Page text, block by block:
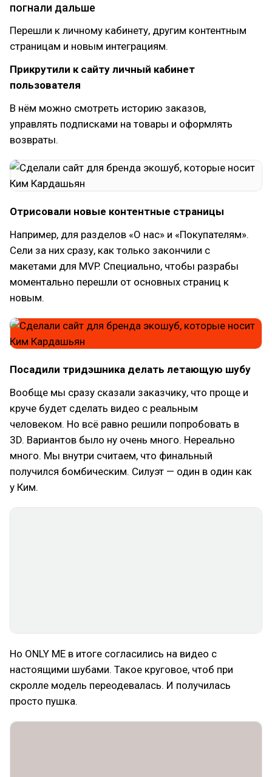
погнали дальше
Перешли к личному кабинету, другим контентным
страницам и новым интеграциям.
Прикрутили к сайту личный кабинет
пользователя
В нём можно смотреть историю заказов,
управлять подписками на товары и оформлять
возвраты.
Отрисовали новые контентные страницы
Например, для разделов «О нас» и «Покупателям».
Сели за них сразу, как только закончили с
макетами для MVP. Специально, чтобы разрабы
моментально перешли от основных страниц к
новым.
Посадили тридэшника делать летающую шубу
Вообще мы сразу сказали заказчику, что проще и
круче будет сделать видео с реальным
человеком. Но всё равно решили попробовать в
3D. Вариантов было ну очень много. Нереально
много. Мы внутри считаем, что финальный
получился бомбическим. Силуэт — один в один как
у Ким.
Но ONLY ME в итоге согласились на видео с
настоящими шубами. Такое круговое, чтоб при
скролле модель переодевалась. И получилась
просто пушка.